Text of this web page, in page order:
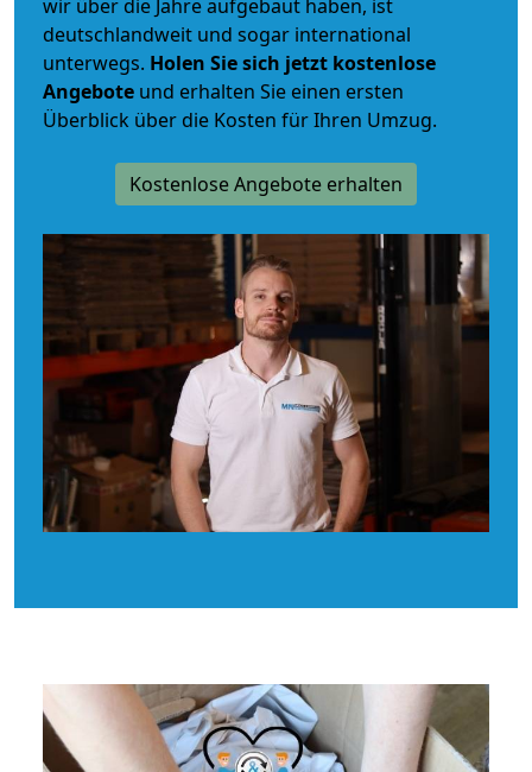
wir über die Jahre aufgebaut haben, ist
deutschlandweit und sogar international
unterwegs. Holen Sie sich jetzt kostenlose
Angebote und erhalten Sie einen ersten
Überblick über die Kosten für Ihren Umzug.
Kostenlose Angebote erhalten